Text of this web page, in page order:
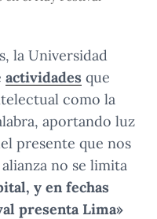
la Universidad
actividades que
como la
aportando luz
presente que nos
no se limita
y en fechas
presenta Lima»